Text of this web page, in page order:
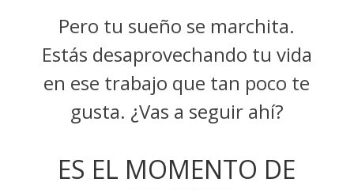
Pero tu sueño se marchita.
Estás desaprovechando tu vida
en ese trabajo que tan poco te
gusta. ¿Vas a seguir ahí?
ES EL MOMENTO DE